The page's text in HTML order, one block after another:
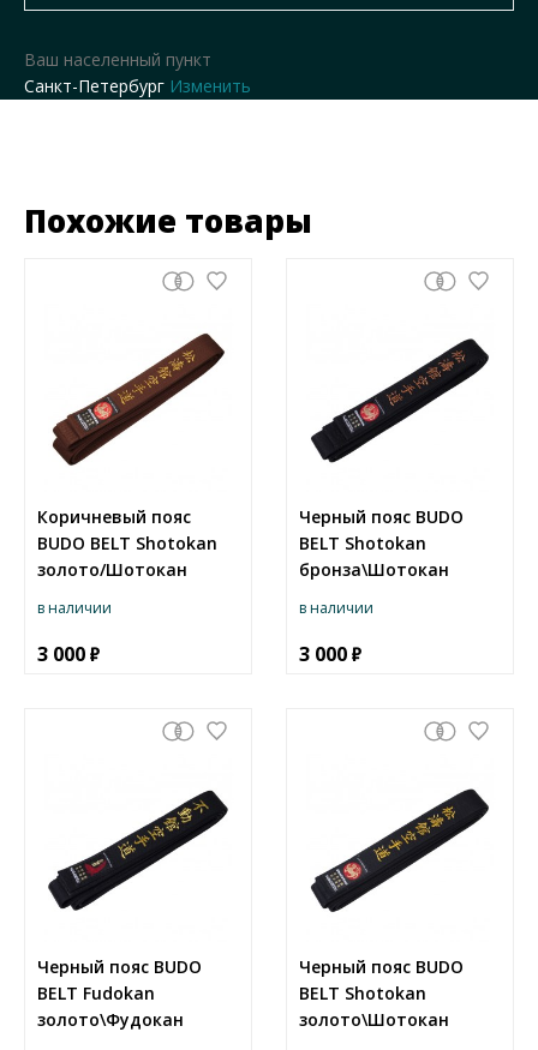
Ваш населенный пункт
Санкт-Петербург Изменить
Похожие товары
Коричневый пояс
BUDO BELT Shotokan
золото/Шотокан
в наличии
3 000
Черный пояс BUDO
BELT Shotokan
бронза\Шотокан
в наличии
3 000
Черный пояс BUDO
BELT Fudokan
золото\Фудокан
Черный пояс BUDO
BELT Shotokan
золото\Шотокан